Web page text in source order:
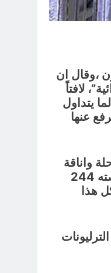
،وقال ان
لافتاً
يتداول
عنها
واناقة
وشياكة ، وكأنة راجع من اقامة ” تسع” نجوم .. انا العبد الفقير والمواطن البسيط اريد استفسر بمجموعة اسئلة بريئة جدا :نور زهير حصته 244
كل هذا